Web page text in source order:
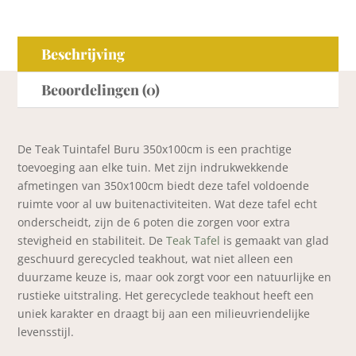
Beschrijving
Beoordelingen (0)
De Teak Tuintafel Buru 350x100cm is een prachtige
toevoeging aan elke tuin. Met zijn indrukwekkende
afmetingen van 350x100cm biedt deze tafel voldoende
ruimte voor al uw buitenactiviteiten. Wat deze tafel echt
onderscheidt, zijn de 6 poten die zorgen voor extra
stevigheid en stabiliteit. DeTeak Tafel is gemaakt van glad
geschuurd gerecycled teakhout, wat niet alleen een
duurzame keuze is, maar ook zorgt voor een natuurlijke en
rustieke uitstraling. Het gerecyclede teakhout heeft een
uniek karakter en draagt bij aan een milieuvriendelijke
levensstijl.